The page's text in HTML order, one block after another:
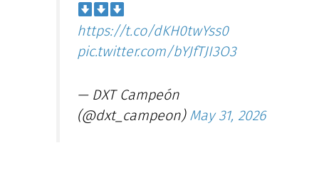
https://t.co/dKH0twYss0
pic.twitter.com/bYJfTJI3O3
— DXT Campeón
(@dxt_campeon) May 31, 2026